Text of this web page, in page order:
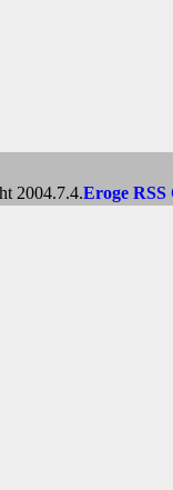
2004.7.4.Eroge RSS